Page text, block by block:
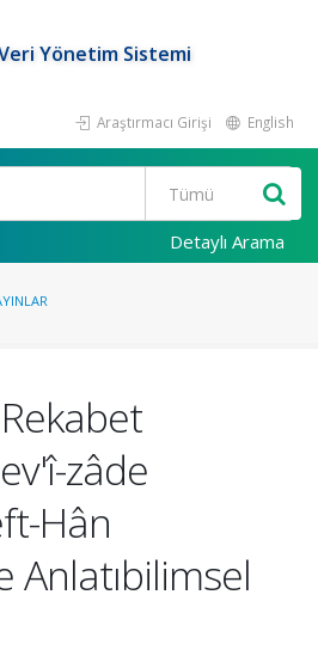
Yönetim Sistemi
Araştırmacı Girişi English
Detaylı Arama
Rekabet
zâde
Hân
Anlatıbilimsel